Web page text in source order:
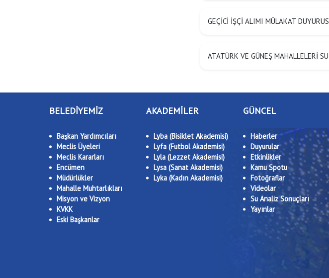
GEÇİCİ İŞÇİ ALIMI MÜLAKAT
ATATÜRK VE GÜNEŞ MAHALLELERİ
BELEDİYEMİZ
Başkan Yardımcıları
Meclis Üyeleri
Meclis Kararları
Encümen
Müdürlükler
Mahalle Muhtarlıkları
Misyon ve Vizyon
KVKK
Eski Başkanlar
AKADEMİLER
Lyba (Bisiklet Akademisi)
Lyfa (Futbol Akademisi)
Lyla (Lezzet Akademisi)
Lysa (Sanat Akademisi)
Lyka (Kadın Akademisi)
GÜNCEL
Haberler
Duyurular
Etkinlikler
Kamu Spotu
Fotoğraflar
Videolar
Su Analiz Sonuçları
Yayınlar